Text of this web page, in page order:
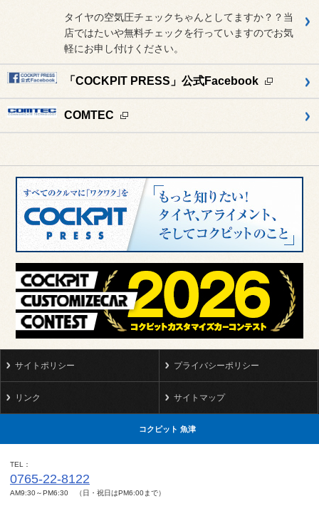
タイヤの空気圧チェックちゃんとしてますか？？当
店ではたいや無料チェックを行っていますのでお気
軽にお申し付けください。
「COCKPIT PRESS」公式Facebook
COMTEC
サイトポリシー プライバシーポリシー
リンク サイトマップ
コクピット 魚津
TEL
0765-22-8122
AM9:30～PM6:30 （日・祝日はPM6:00まで）